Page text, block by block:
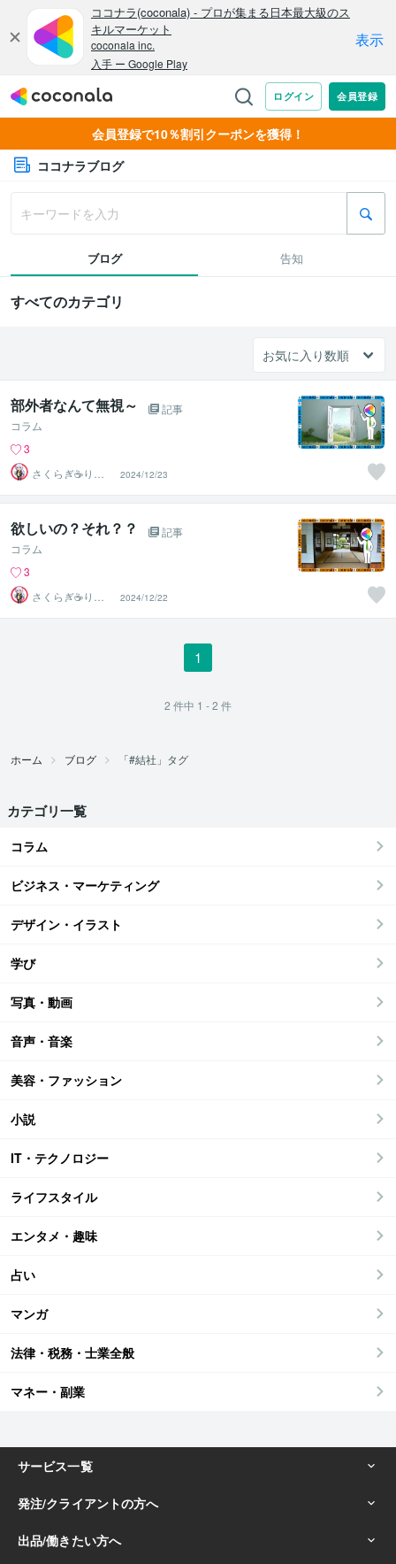
会員登録で10％割引クーポンを獲得！
ココナラブログ
ブログ 告知
すべてのカテゴリ
部外者なんて無視～
記事
コラム
3
さくらぎ☕りょ
う⛎癒やし電話
相談サロン
2024/12/23
欲しいの？それ？？
記事
コラム
3
さくらぎ☕りょ
う⛎癒やし電話
相談サロン
2024/12/22
1
2 件中 1 - 2 件
ホーム ブログ 「#結社」タグ
カテゴリ一覧
コラム
ビジネス・マーケティング
デザイン・イラスト
学び
写真・動画
音声・音楽
美容・ファッション
小説
IT・テクノロジー
ライフスタイル
エンタメ・趣味
占い
マンガ
法律・税務・士業全般
マネー・副業